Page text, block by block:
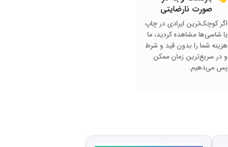
صورت نارضایتی
اگر کوچک‌ترین ایرادی در چاپ
یا شاسی‌ها مشاهده کردید، ما
هزینه شما را بدون قید و شرط
و در سریع‌ترین زمان ممکن
پس می‌دهیم.